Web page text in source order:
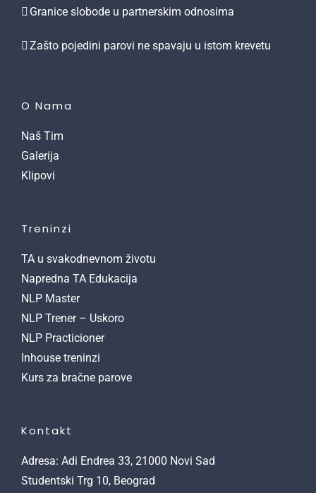
Granice slobode u partnerskim odnosima
Zašto pojedini parovi ne spavaju u istom krevetu
O Nama
Naš Tim
Galerija
Klipovi
Treninzi
TA u svakodnevnom životu
Napredna TA Edukacija
NLP Master
NLP Trener – Uskoro
NLP Practicioner
Inhouse treninzi
Kurs za bračne parove
Kontakt
Adresa: Adi Endrea 33, 21000 Novi Sad
Studentski Trg 10, Beograd